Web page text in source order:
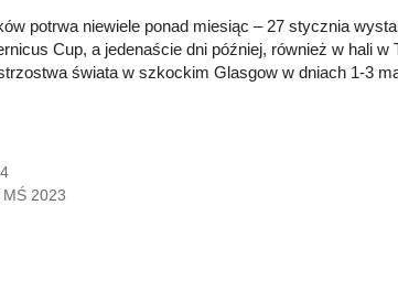
potrwa niewiele ponad miesiąc – 27 stycznia
Cup, a jedenaście dni później, również w hali w
świata w szkockim Glasgow w dniach 1-3
2023